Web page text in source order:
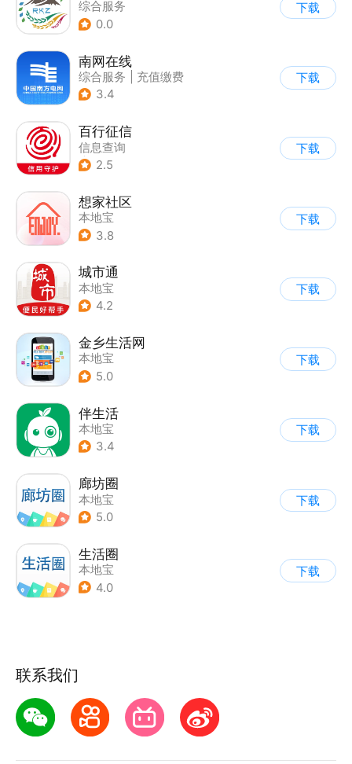
综合服务
0.0
下载
南网在线
综合服务
充值缴费
3.4
下载
百行征信
信息查询
| 业务咨询办理
2.5
下载
想家社区
本地宝
3.8
下载
城市通
本地宝
4.2
下载
金乡生活网
本地宝
5.0
下载
伴生活
本地宝
3.4
下载
廊坊圈
本地宝
5.0
下载
生活圈
本地宝
4.0
下载
联系我们